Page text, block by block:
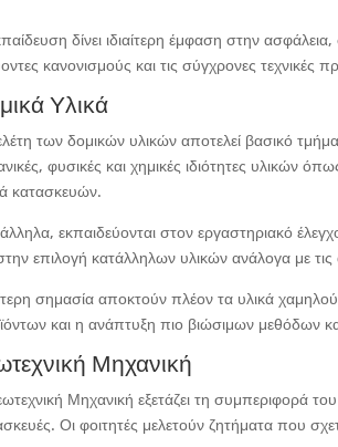
δίνει ιδιαίτερη έμφαση στην
κανονισμούς και τις σύγχρονες τεχνικές
Υλικά
των δομικών υλικών αποτελεί βασικό
φυσικές και χημικές ιδιότητες υλικών
κατασκευών.
εκπαιδεύονται στον εργαστηριακό
επιλογή κατάλληλων υλικών ανάλογα με
σημασία αποκτούν πλέον τα υλικά
και η ανάπτυξη πιο βιώσιμων μεθόδων
Μηχανική
Μηχανική εξετάζει τη συμπεριφορά
Οι φοιτητές μελετούν ζητήματα που